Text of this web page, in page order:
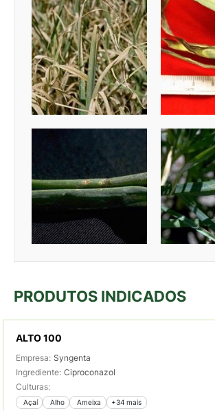
PRODUTOS INDICADOS
ALTO 100
Empresa: Syngenta
Ingrediente: Ciproconazol
Culturas:
Açaí Alho Ameixa +34 mais